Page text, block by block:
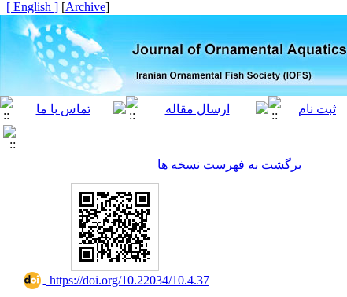
[
Archive
]
[ English ]
برگشت به فهرست نسخه ها
‎ https://doi.org/10.22034/10.4.37